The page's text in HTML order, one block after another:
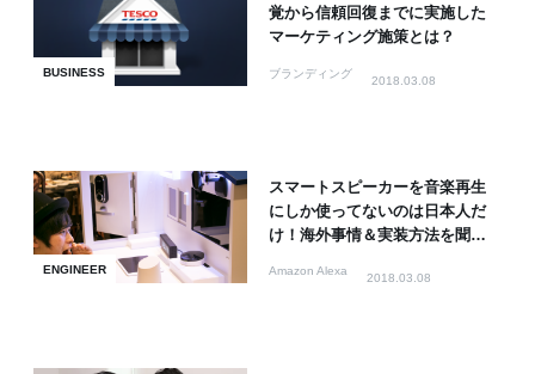
BUSINESS
覚から信頼回復までに実施した
マーケティング施策とは？
ブランディング
2018.03.08
ENGINEER
スマートスピーカーを音楽再生
にしか使ってないのは日本人だ
け！海外事情＆実装方法を聞い
Amazon Alexa
2018.03.08